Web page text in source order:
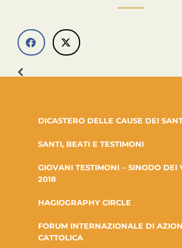
DICASTERO DELLE CAUSE DEI
SANTI, BEATI E TESTIMONI
GIOVANI TESTIMONI – SINODO DEI
2018
HAGIOGRAPHY CIRCLE
FORUM INTERNAZIONALE DI
CATTOLICA